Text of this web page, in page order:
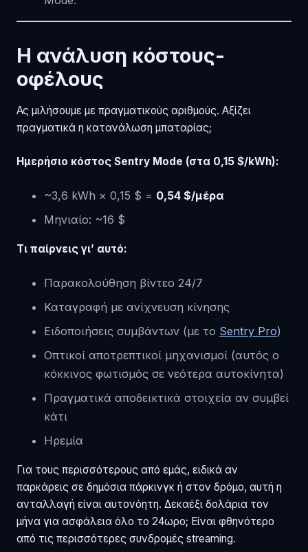
Η ανάλυση κόστους-
οφέλους
Ας μιλήσουμε με πραγματικούς αριθμούς. Αξίζει
πραγματικά η κατανάλωση μπαταρίας;
Ημερήσιο κόστος Sentry Mode (στα 0,15 $/kWh):
~3,6 kWh × 0,15 $ = 0,54 $/μέρα
Μηνιαίο: ~16 $
Τι παίρνεις γι’ αυτό:
Παρακολούθηση βίντεο 24/7
Καταγραφή με ανίχνευση κίνησης
Ειδοποιήσεις συμβάντων (με το Sentry Pro)
Οπτικοί αποτρεπτικοί μηχανισμοί (αυτός ο
κόκκινος φωτισμός σε νεότερα αυτοκίνητα)
Πραγματικά αποδεικτικά στοιχεία αν συμβεί
κάτι
Ηρεμία
Για τους περισσότερους από εμάς, ειδικά αν
παρκάρεις σε δημόσια πάρκινγκ ή στον δρόμο, αυτή η
ανταλλαγή είναι αυτονόητη. Δεκαέξι δολάρια τον
μήνα για ασφάλεια όλο το 24ωρο; Είναι φθηνότερο
από τις περισσότερες συνδρομές streaming.